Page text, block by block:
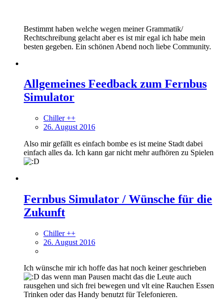
Bestimmt haben welche wegen meiner Grammatik/
Rechtschreibung gelacht aber es ist mir egal ich habe mein
besten gegeben. Ein schönen Abend noch liebe Community.
Allgemeines Feedback zum Fernbus
Simulator
Chiller ++
26. August 2016
Also mir gefällt es einfach bombe es ist meine Stadt dabei
einfach alles da. Ich kann gar nicht mehr aufhören zu Spielen
Fernbus Simulator / Wünsche für die
Zukunft
Chiller ++
26. August 2016
Ich wünsche mir ich hoffe das hat noch keiner geschrieben
das wenn man Pausen macht das die Leute auch
rausgehen und sich frei bewegen und vlt eine Rauchen Essen
Trinken oder das Handy benutzt für Telefonieren.